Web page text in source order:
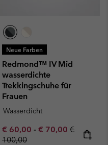
Neue Farben
Redmond™ IV Mid
wasserdichte
Trekkingschuhe für
Frauen
Wasserdicht
Minimum sale price:
€ 60,00 - Maximum sale
€ 70,00 Regular
€
100,00